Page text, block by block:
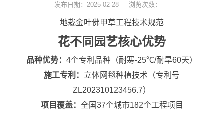
发布日期：2025-02-28 浏览次数：
地栽金叶佛甲草工程技术规范
花不同园艺核心优势
品种优势： 4个专利品种（耐寒-25℃/耐旱60天）
施工专利： 立体网毯种植技术（专利号
ZL202310123456.7）
项目覆盖： 全国37个城市182个工程项目